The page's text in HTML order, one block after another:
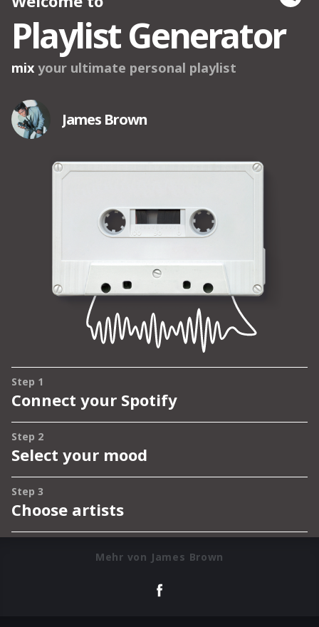
Mehr von James Brown